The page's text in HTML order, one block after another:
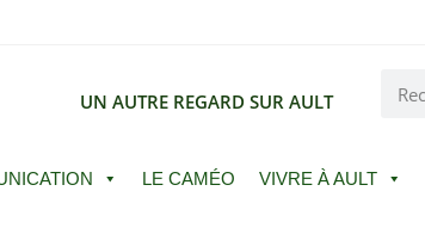
UN AUTRE REGARD SUR AULT
LE CAMÉO VIVRE À AULT